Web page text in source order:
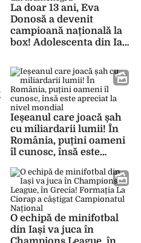
La doar 13 ani, Eva
Donosă a devenit
campioană națională la
box! Adolescenta din Iași
European din
Muntenegru
Ieșeanul care joacă șah
cu miliardarii lumii! În
România, puțini oameni
îl cunosc, însă este
O echipă de minifotbal
din Iași va juca în